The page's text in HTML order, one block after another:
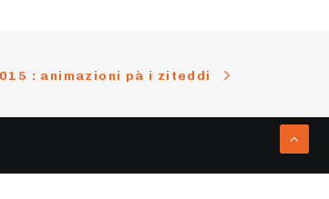
: animazioni pà i ziteddi